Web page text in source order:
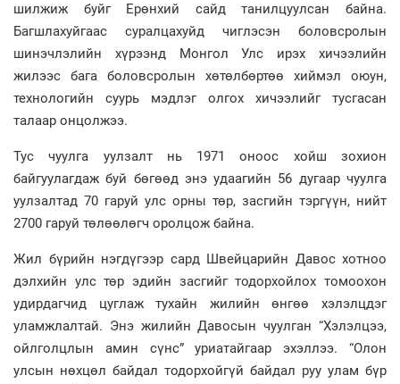
шилжиж буйг Ерөнхий сайд танилцуулсан байна.
Багшлахуйгаас суралцахуйд чиглэсэн боловсролын
шинэчлэлийн хүрээнд Монгол Улс ирэх хичээлийн
жилээс бага боловсролын хөтөлбөртөө хиймэл оюун,
технологийн суурь мэдлэг олгох хичээлийг тусгасан
талаар онцолжээ.
Тус чуулга уулзалт нь 1971 оноос хойш зохион
байгуулагдаж буй бөгөөд энэ удаагийн 56 дугаар чуулга
уулзалтад 70 гаруй улс орны төр, засгийн тэргүүн, нийт
2700 гаруй төлөөлөгч оролцож байна.
Жил бүрийн нэгдүгээр сард Швейцарийн Давос хотноо
дэлхийн улс төр эдийн засгийг тодорхойлох томоохон
удирдагчид цуглаж тухайн жилийн өнгөө хэлэлцдэг
уламжлалтай. Энэ жилийн Давосын чуулган “Хэлэлцээ,
ойлголцлын амин сүнс” уриатайгаар эхэллээ. “Олон
улсын нөхцөл байдал тодорхойгүй байдал руу улам бүр